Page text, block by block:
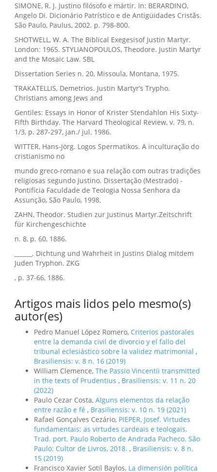
SIMONE, R. J. Justino filósofo e mártir. In: BERARDINO,
Angelo Di. Dicionário Patrístico e de Antigüidades Cristãs.
São Paulo, Paulus, 2002. p. 798-800.
SHOTWELL, W. A. The Biblical Exegesisof Justin Martyr.
London: 1965. STYLIANOPOULOS, Theodore. Justin Martyr
and the Mosaic Law. SBL
Dissertation Series n. 20, Missoula, Montana, 1975.
TRAKATELLIS, Demetrios. Justin Martyr’s Trypho.
Christians among Jews and
Gentiles: Essays in Honor of Krister Stendahlon His Sixty-
Fifth Birthday. The Harvard Theological Review, v. 79, n.
1/3, p. 287-297, jan./ jul. 1986.
WITTER, Hans-Jörg. Logos Spermatikos. A inculturação do
cristianismo no
mundo greco-romano e sua relação com outras tradições
religiosas segundo Justino. Dissertação (Mestrado) -
Pontifícia Faculdade de Teologia Nossa Senhora da
Assunção, São Paulo, 1998.
ZAHN, Theodor. Studien zur Justinus Martyr.Zeitschrift
für Kirchengeschichte
n. 8, p. 60, 1886.
______. Dichtung und Wahrheit in Justins Dialog mitdem
Juden Tryphon. ZKG
, p. 37-66, 1886.
Artigos mais lidos pelo mesmo(s)
autor(es)
Pedro Manuel López Romero, Criterios pastorales
entre la demanda civil de divorcio y el fallo del
tribunal eclesiástico sobre la validez matrimonial ,
Brasiliensis: v. 8 n. 16 (2019)
William Clemence, The Passio Vincentii transmitted
in the texts of Prudentius , Brasiliensis: v. 11 n. 20
(2022)
Paulo Cezar Costa, Alguns elementos da relação
entre razão e fé , Brasiliensis: v. 10 n. 19 (2021)
Rafael Gonçalves Cezário, PIEPER, Josef. Virtudes
fundamentais: as virtudes cardeais e teologais.
Trad. port. Paulo Roberto de Andrada Pacheco. São
Paulo: Cultor de Livros, 2018. , Brasiliensis: v. 8 n.
15 (2019)
Francisco Xavier Sotil Baylos, La dimensión política